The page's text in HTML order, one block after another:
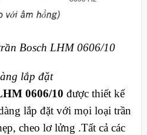
Bosch LHM 0606/10
lắp đặt
0606/10 được thiết kế
lắp đặt với mọi loại trần
cheo lơ lửng .Tất cả các